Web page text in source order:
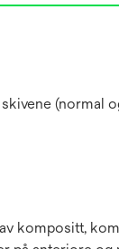
(normal
kompositt,